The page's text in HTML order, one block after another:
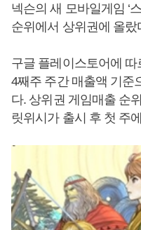
넥슨의 새 모바일게임 ‘
순위에서 상위권에 올랐
구글 플레이스토어에
4째주 주간 매출액 기준
다. 상위권 게임매출 순
릿위시가 출시 후 첫 주